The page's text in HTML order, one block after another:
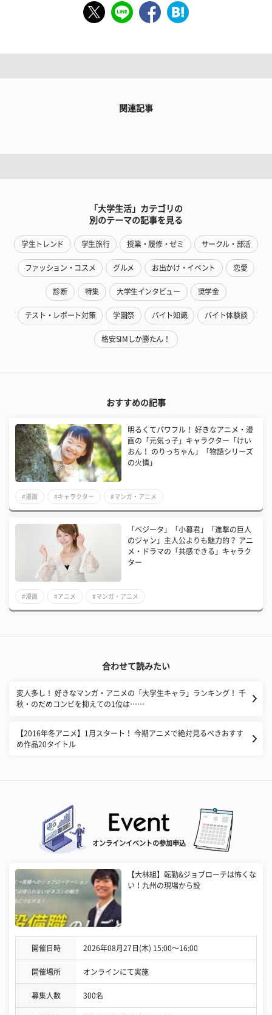
関連記事
「大学生活」カテゴリの
別のテーマの記事を見る
学生トレンド 学生旅行 授業・履修・ゼミ サークル・部活
ファッション・コスメ グルメ お出かけ・イベント 恋愛
診断 特集 大学生インタビュー 奨学金
テスト・レポート対策 学園祭 バイト知識 バイト体験談
格安SIMしか勝たん！
おすすめの記事
明るくてパワフル！ 好きなアニメ・漫
画の「元気っ子」キャラクター「けい
おん！ のりっちゃん」「物語シリーズ
の火憐」
#漫画 #キャラクター #マンガ・アニメ
「ベジータ」「小暮君」「進撃の巨人
のジャン」主人公よりも魅力的？ アニ
メ・ドラマの「共感できる」キャラク
ター
#漫画 #アニメ #マンガ・アニメ
合わせて読みたい
変人多し！ 好きなマンガ・アニメの「大学生キャラ」ランキング！ 千
秋・のだめコンビを抑えての1位は……
【2016年冬アニメ】1月スタート！ 今期アニメで絶対見るべきおすす
め作品20タイトル
オンラインイベントの参加申込
【大林組】転勤&ジョブローテは怖くな
い！九州の現場から設
開催日時 2026年08月27日(木) 15:00〜16:00
開催場所 オンラインにて実施
募集人数 300名